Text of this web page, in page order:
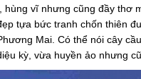
hùng vĩ nhưng cũng đầy thơ
tựa bức tranh chốn thiên
Mai. Có thể nói cây
kỳ, vừa huyền ảo nhưng